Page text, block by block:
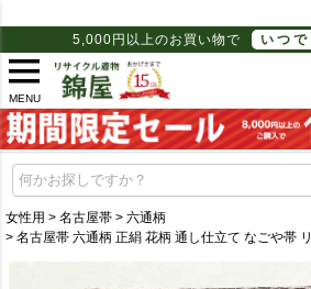
5,000円以上のお買い物で
いつ
MENU
女性用 名古屋帯
六通柄
名古屋帯 六通柄 正絹 花柄 通し仕立て なごや帯